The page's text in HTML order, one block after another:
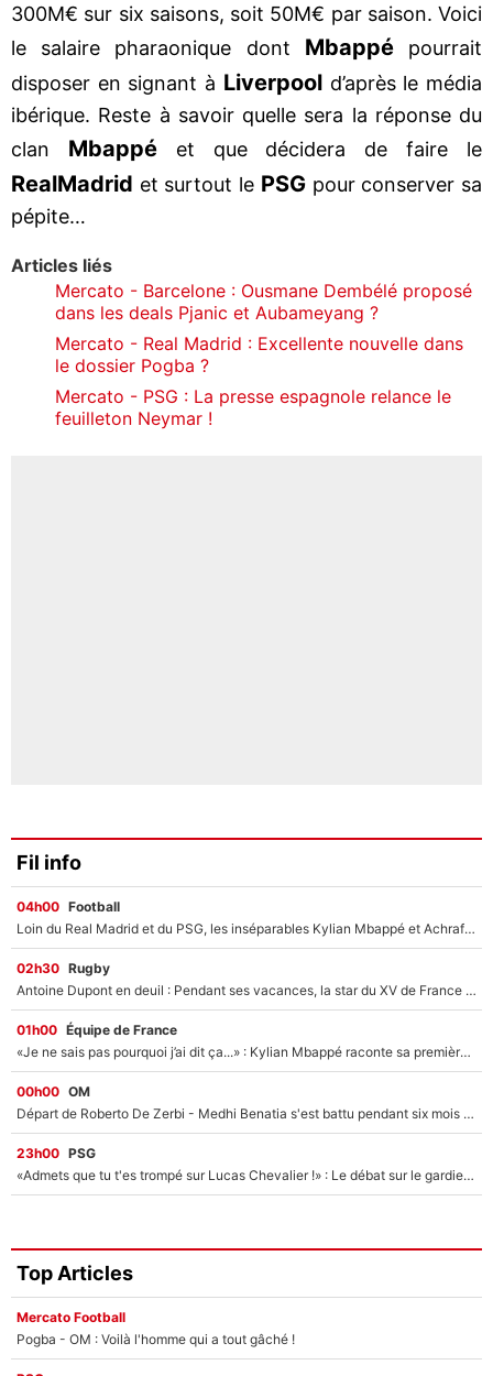
300M€ sur six saisons, soit 50M€ par saison. Voici
le salaire pharaonique dont Mbappépourrait
disposer en signant à Liverpoold’après le média
ibérique. Reste à savoir quelle sera la réponse du
clan Mbappéet que décidera de faire le
RealMadrid et surtout le PSGpour conserver sa
pépite…
Articles liés
Mercato - Barcelone : Ousmane Dembélé proposé
dans les deals Pjanic et Aubameyang ?
Mercato - Real Madrid : Excellente nouvelle dans
le dossier Pogba ?
Mercato - PSG : La presse espagnole relance le
feuilleton Neymar !
Fil info
04h00 Football
Loin du Real Madrid et du PSG, les inséparables Kylian Mbappé et Achraf Hakimi changent d'équipe le temps d'une journée !
02h30 Rugby
Antoine Dupont en deuil : Pendant ses vacances, la star du XV de France a perdu sa grand-mère
01h00 Équipe de France
«Je ne sais pas pourquoi j’ai dit ça...» : Kylian Mbappé raconte sa première rencontre avec Zinédine Zidane (et c’est très drôle)
00h00 OM
Départ de Roberto De Zerbi - Medhi Benatia s'est battu pendant six mois pour le retenir à l'OM, le PSG a été le naufrage de trop : «Je pars avec toi»
23h00 PSG
«Admets que tu t'es trompé sur Lucas Chevalier !» : Le débat sur le gardien du PSG vire au clash à l'After Foot
Top Articles
Mercato Football
Pogba - OM : Voilà l'homme qui a tout gâché !